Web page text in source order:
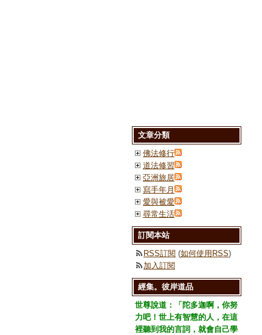
文章分類
佛法修行
道法修習
亞洲旅居
寫手年月
愛與被愛
尋常生活
訂閱本站
RSS訂閱 (如何使用RSS)
加入訂閱
經集。彼岸道品
世尊說道：「陀多迦啊，你努
力吧！世上有智慧的人，在這
裡聽到我的言詞，就會自己學